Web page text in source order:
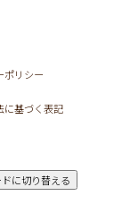
ポリシー
に基づく表記
に切り替える